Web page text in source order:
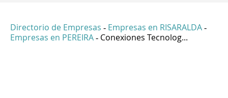
Directorio de Empresas - Empresas en RISARALDA -
Empresas en PEREIRA - Conexiones Tecnolog...